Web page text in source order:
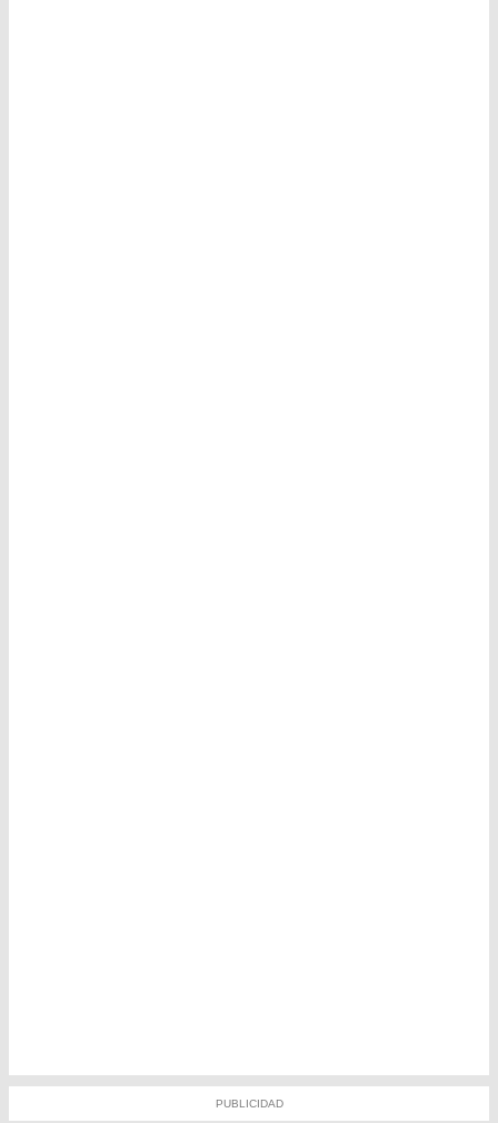
PUBLICIDAD